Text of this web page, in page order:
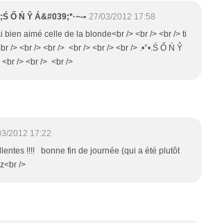
Ő Ń Ŷ Á&#039;*·~-• 27/03/2012 17:58
bien aimé celle de la blonde<br /> <br /> <br /> ti
/> <br /> <br /> <br /> <br /> <br /> .•°•.Ś Ő Ń Ŷ
<br /> <br /> <br />
2012 17:22
!!!! bonne fin de journée (qui a été plutôt
/>